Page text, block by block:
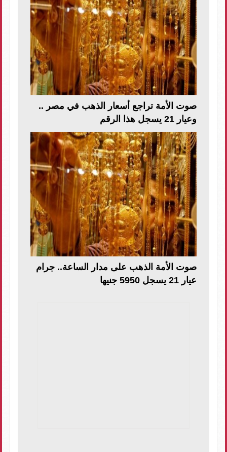
صوت الأمة تراجع أسعار الذهب في مصر ..
وعيار 21 يسجل هذا الرقم
صوت الأمة الذهب على مدار الساعة.. جرام
عيار 21 يسجل 5950 جنيها